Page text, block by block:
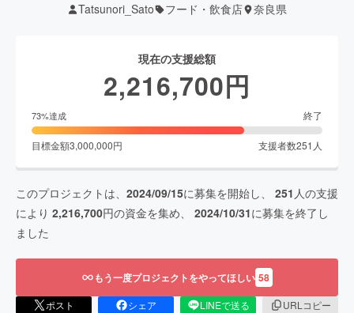
Tatsunori_Sato フード・飲食店 奈良県
現在の支援総額
2,216,700円
73%達成 終了
目標金額3,000,000円 支援者数251 人
このプロジェクトは、 2024/09/15に募集を開始し、 251 人の支援
により 2,216,700円の資金を集め、 2024/10/31に募集を終了し
ました
もう一度プロジェクトをやってほしい 58
ポスト シェア LINEで送る
URLコピー